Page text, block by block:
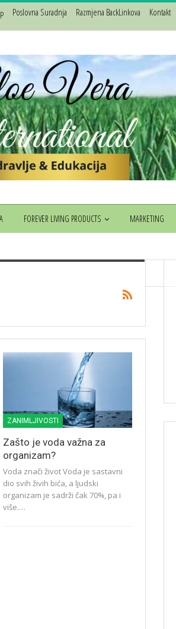
Poslovna Suradnja Razmjena BackLinkova Kontakt
FOREVER LIVING PRODUCTS MARKETING
ZANIMLJIVOSTI
Zašto je voda važna za
organizam?
Voda znači život Voda je sastavni
dio svih živih bića, a ljudski
organizam je sadrži čak 70%, pa i
više.…